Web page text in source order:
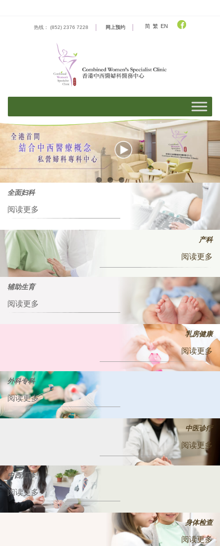
热线： (852) 2376 7228 网上预约 简 繁 EN
全面妇科
阅读更多
产科
阅读更多
辅助生育
阅读更多
乳房健康
阅读更多
外科专科
阅读更多
中医诊疗
阅读更多
中西汇诊
阅读更多
身体检查
阅读更多